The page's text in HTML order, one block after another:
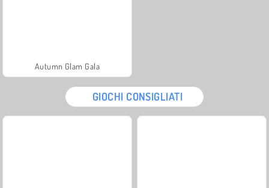
Autumn Glam Gala
GIOCHI CONSIGLIATI